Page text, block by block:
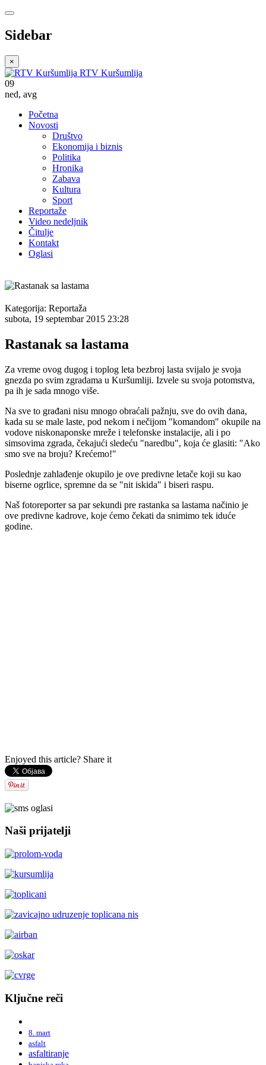
Sidebar
×
RTV Kuršumlija
09
ned, avg
Početna
Novosti
Društvo
Ekonomija i biznis
Politika
Hronika
Zabava
Kultura
Sport
Reportaže
Video nedeljnik
Čitulje
Kontakt
Oglasi
Kategorija: Reportaža
subota, 19 septembar 2015 23:28
Rastanak sa lastama
Za vreme ovog dugog i toplog leta bezbroj lasta svijalo je svoja
gnezda po svim zgradama u Kuršumliji. Izvele su svoja potomstva,
pa ih je sada mnogo više.
Na sve to građani nisu mnogo obraćali pažnju, sve do ovih dana,
kada su se male laste, pod nekom i nečijom "komandom" okupile na
vodove niskonaponske mreže i telefonske instalacije, ali i po
simsovima zgrada, čekajući sledeću "naredbu", koja će glasiti: "Ako
smo sve na broju? Krećemo!"
Poslednje zahlađenje okupilo je ove predivne letače koji su kao
biserne ogrlice, spremne da se "nit iskida" i biseri raspu.
Naš fotoreporter sa par sekundi pre rastanka sa lastama načinio je
ove predivne kadrove, koje ćemo čekati da snimimo tek iduće
godine.
Enjoyed this article? Share it
Naši prijatelji
Ključne reči
8. mart
asfalt
asfaltiranje